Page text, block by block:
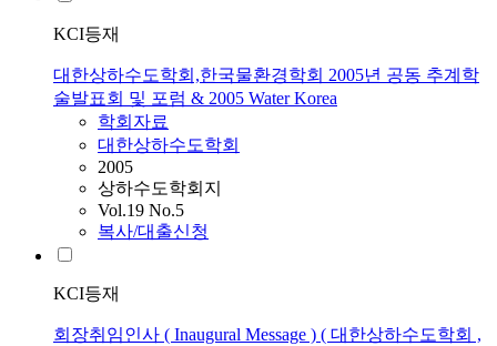
KCI등재
대한상하수도학회,한국물환경학회 2005년 공동 추계학
술발표회 및 포럼 & 2005 Water Korea
학회자료
대한상하수도학회
2005
상하수도학회지
Vol.19 No.5
복사/대출신청
KCI등재
회장취임인사 ( Inaugural Message ) ( 대한상하수도학회 ,